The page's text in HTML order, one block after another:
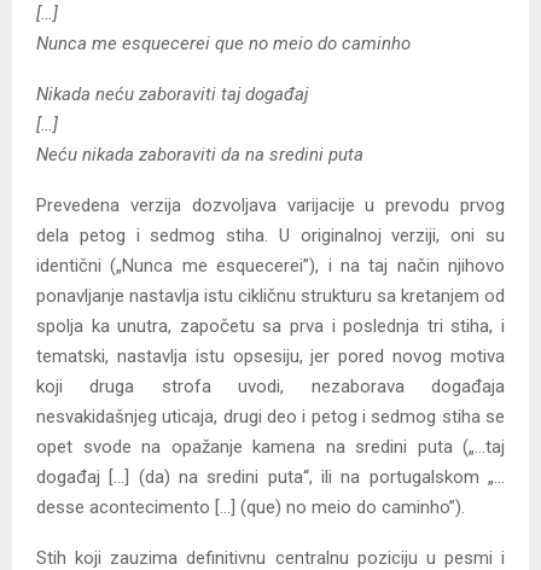
[…]
Nunca me esquecerei que no meio do caminho
Nikada neću zaboraviti taj događaj
[…]
Neću nikada zaboraviti da na sredini puta
Prevedena verzija dozvoljava varijacije u prevodu prvog
dela petog i sedmog stiha. U originalnoj verziji, oni su
identični („Nunca me esquecerei”), i na taj način njihovo
ponavljanje nastavlja istu cikličnu strukturu sa kretanjem od
spolja ka unutra, započetu sa prva i poslednja tri stiha, i
tematski, nastavlja istu opsesiju, jer pored novog motiva
koji druga strofa uvodi, nezaborava događaja
nesvakidašnjeg uticaja, drugi deo i petog i sedmog stiha se
opet svode na opažanje kamena na sredini puta („…taj
događaj […] (da) na sredini puta“, ili na portugalskom „…
desse acontecimento […] (que) no meio do caminho”).
Stih koji zauzima definitivnu centralnu poziciju u pesmi i